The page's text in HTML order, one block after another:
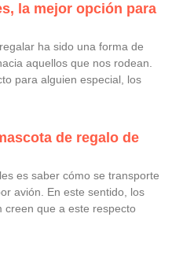
la mejor opción para
ha sido una forma de
aquellos que nos rodean.
para alguien especial, los
de regalo de
es saber cómo se transporte
avión. En este sentido, los
creen que a este respecto